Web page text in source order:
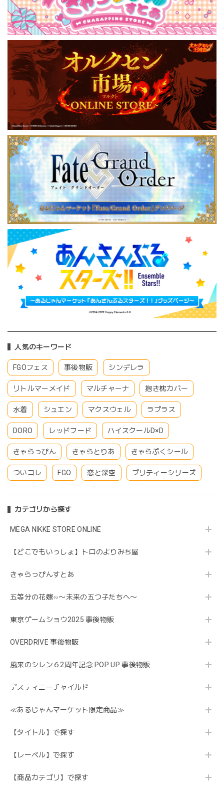
人気のキーワード
FGOフェス 事後物販 シンデレラ
リトルマーメイド マルチャーナ 抱き枕カバー
水着 シュエン マクスウェル ラプラス
DORO レッドフード ハイスクールD×D
きゃらっぴん きゃらとりあ きゃらぷくシール
ついコレ FGO 恋と深空 プリティーシリーズ
カテゴリから探す
MEGA NIKKE STORE ONLINE
【どこでもいっしょ】トロのよりみち屋
きゃらっぴんすとあ
五等分の花嫁∽〜未来の五つ子たちへ〜
東京ゲームショウ2025 事後物販
OVERDRIVE 事後物販
風来のシレン６2周年記念 POP UP 事後物販
デスティニーチャイルド
≪あるじゃんマーケット限定商品≫
【タイトル】で探す
【レーベル】で探す
【商品カテゴリ】で探す